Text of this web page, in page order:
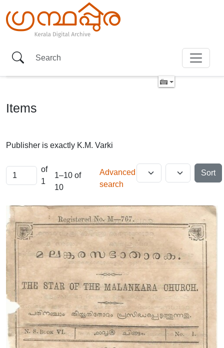
Items
Publisher is exactly K.M. Varki
of
1
1–10 of
10
Advanced
search
Sort